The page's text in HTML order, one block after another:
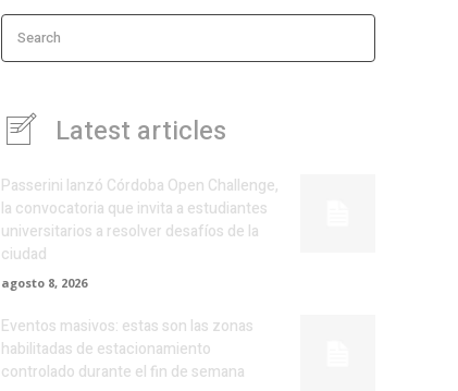
Search
Latest articles
Passerini lanzó Córdoba Open Challenge,
la convocatoria que invita a estudiantes
universitarios a resolver desafíos de la
ciudad
agosto 8, 2026
Eventos masivos: estas son las zonas
habilitadas de estacionamiento
controlado durante el fin de semana